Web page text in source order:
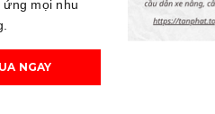
mọi nhu
NGAY